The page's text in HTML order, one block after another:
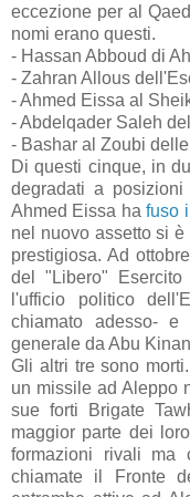
eccezione per al
nomi erano questi.
- Hassan Abboud di
- Zahran Allous
- Ahmed Eissa al
- Abdelqader Saleh
- Bashar al Zoubi
Di questi cinque, in
degradati a
Ahmed Eissa hafuso
nel nuovo assetto si
prestigiosa. Ad
del "Libero"
l'ufficio politico
chiamato adesso-
generale da Abu
Gli altri tre sono morti.
un missile ad Aleppo
sue forti Brigate
maggior parte dei
formazioni rivali ma
chiamate il Fronte